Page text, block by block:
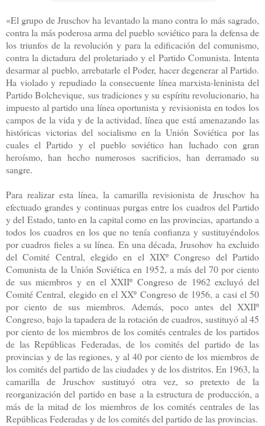
«El grupo de Jruschov ha levantado la mano contra lo más sagrado,
contra la más poderosa arma del pueblo soviético para la defensa de
los triunfos de la revolución y para la edificación del comunismo,
contra la dictadura del proletariado y el Partido Comunista. Intenta
desarmar al pueblo, arrebatarle el Poder, hacer degenerar al Partido.
Ha violado y repudiado la consecuente línea marxista-leninista del
Partido Bolchevique, sus tradiciones y su espíritu revolucionario, ha
impuesto al partido una línea oportunista y revisionista en todos los
campos de la vida y de la actividad, línea que está amenazando las
históricas victorias del socialismo en la Unión Soviética por las
cuales el Partido y el pueblo soviético han luchado con gran
heroísmo, han hecho numerosos sacrificios, han derramado su
sangre.
Para realizar esta línea, la camarilla revisionista de Jruschov ha
efectuado grandes y continuas purgas entre los cuadros del Partido
y del Estado, tanto en la capital como en las provincias, apartando a
todos los cuadros en los que no tenía confianza y sustituyéndolos
por cuadros fieles a su línea. En una década, Jrusohov ha excluido
del Comité Central, elegido en el XIXº Congreso del Partido
Comunista de la Unión Soviética en 1952, a más del 70 por ciento
de sus miembros y en el XXIIº Congreso de 1962 excluyó del
Comité Central, elegido en el XXº Congreso de 1956, a casi el 50
por ciento de sus miembros. Además, poco antes del XXIIº
Congreso, bajo la tapadera de la rotación de cuadros, sustituyó al 45
por ciento de los miembros de los comités centrales de los partidos
de las Repúblicas Federadas, de los comités del partido de las
provincias y de las regiones, y al 40 por ciento de los miembros de
los comités del partido de las ciudades y de los distritos. En 1963, la
camarilla de Jruschov sustituyó otra vez, so pretexto de la
reorganización del partido en base a la estructura de producción, a
más de la mitad de los miembros de los comités centrales de las
Repúblicas Federadas y de los comités del partido de las provincias.